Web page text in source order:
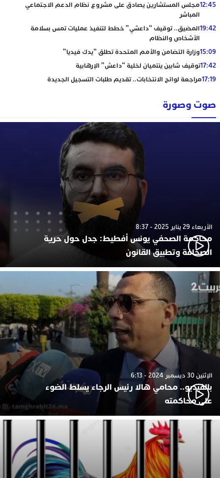
12:45مجلس المستشارين يصادق على مشروع نظام الدعم الاجتماعي
المباشر
19:42المضيق.. توقيف “داعشي” خطط لتنفيذ عمليات تمس بسلامة
الأشخاص والنظام
15:09وزارة التضامن والأمم المتحدة تطلق “يدك فيديا”
17:42توقيف شابين ينتميان لخلية “داعش” الإرهابية
17:19مراجعة لوائح الانتخابات.. تقديم طلبات التسجيل الجديدة
صوت وصورة
الأربعاء 29 يناير 2025 - 8:37
محاكمة الصحفي يونس أفطيط: جدل حول حرية
الصحافة وتطبيق القانون
الإثنين 30 ديسمبر 2024 - 6:13
بالفيديو.. محامي هالا رئيس الرجاء يسلط الضوء
على محاكمته